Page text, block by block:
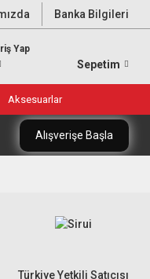
Banka Bilgileri
Yap
Sepetim
Aksesuarlar
Alışverişe Başla
Türkiye Yetkili Satıcısı